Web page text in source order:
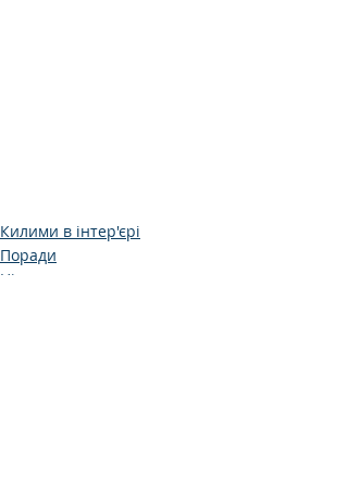
Килими в інтер'єрі
Поради
Цікаво